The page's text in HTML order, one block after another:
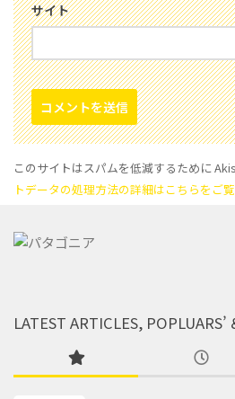
サイト
このサイトはスパムを低減するために
トデータの処理方法の詳細はこちらをご
LATEST ARTICLES,